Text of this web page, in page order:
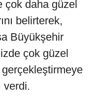
çok daha güzel
belirterek,
Büyükşehir
çok güzel
verdi.